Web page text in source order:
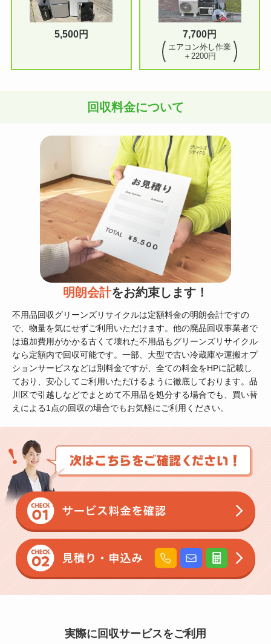
5,500円 7,700円
エアコン外し作業
＋2200円
回収料金について
明朗会計をお約束します！
不用品回収グリーンズリサイクルは定額料金の明朗会計ですの
で、物量を気にせずご利用いただけます。他の廃品回収事業者で
は追加費用がかかる古くて壊れた不用品もグリーンズリサイクル
なら定額内で回収可能です。一部、大型で古い冷蔵庫や運搬オプ
ションサービスなどは別料金ですが、全ての料金をHPに記載し
ており、安心してご利用いただけるように徹底しております。品
川区で引越しなどでまとめて不用品を処分する場合でも、買い替
えによる1点の回収の場合でもお気軽にご利用ください。
実際に回収サービスをご利用